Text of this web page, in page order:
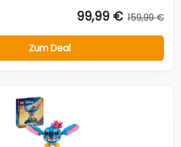
99,99 € 159,99 €
Zum Deal